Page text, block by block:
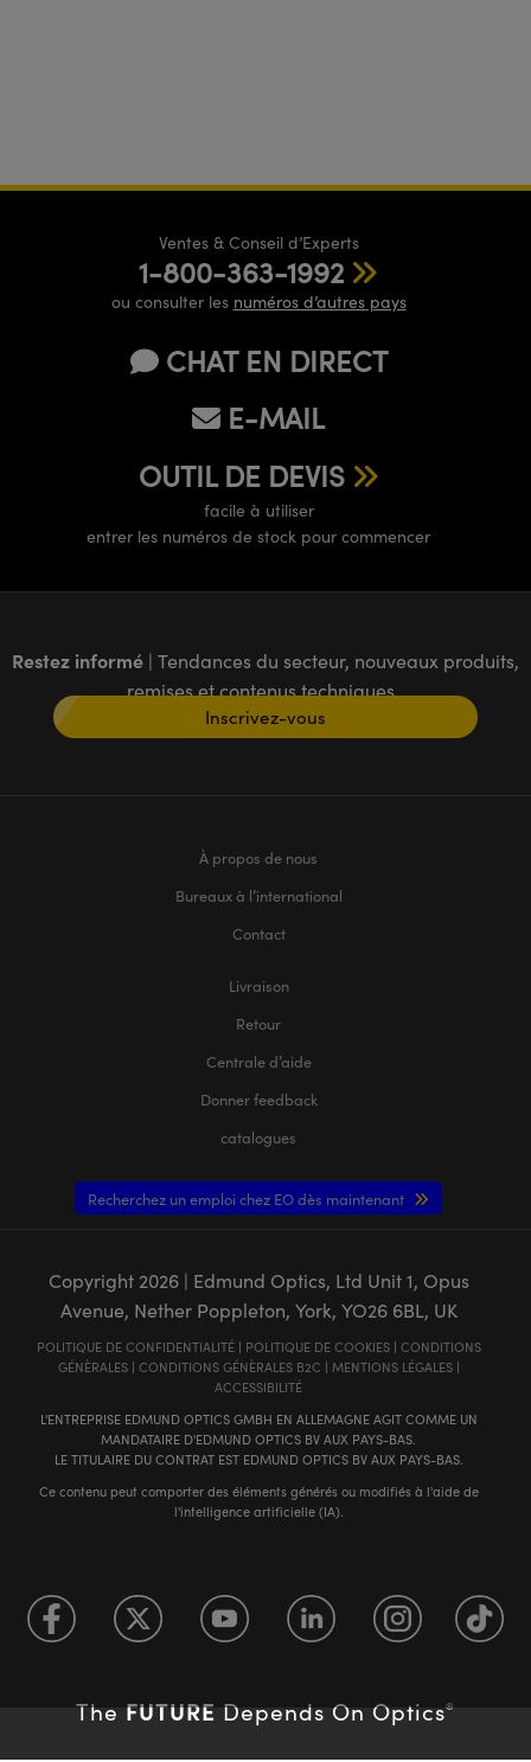
Ventes & Conseil d’Experts
1-800-363-1992
ou consulter les numéros d’autres pays
CHAT EN DIRECT
E-MAIL
OUTIL DE DEVIS
facile à utiliser
entrer les numéros de stock pour commencer
Restez informé | Tendances du secteur, nouveaux produits,
remises et contenus techniques
Inscrivez-vous
À propos de nous
Bureaux à l’international
Contact
Livraison
Retour
Centrale d’aide
Donner feedback
catalogues
Recherchez un emploi chez EO dès maintenant
Copyright 2026| Edmund Optics, Ltd Unit 1, Opus
Avenue, Nether Poppleton, York, YO26 6BL, UK
POLITIQUE DE CONFIDENTIALITÉ| POLITIQUE DE COOKIES| CONDITIONS
GÉNÈRALES| CONDITIONS GÉNÈRALES B2C | MENTIONS LÉGALES|
ACCESSIBILITÉ
L'ENTREPRISE EDMUND OPTICS GMBH EN ALLEMAGNE AGIT COMME UN
MANDATAIRE D'EDMUND OPTICS BV AUX PAYS-BAS.
LE TITULAIRE DU CONTRAT EST EDMUND OPTICS BV AUX PAYS-BAS.
Ce contenu peut comporter des éléments générés ou modifiés à l'aide de
l'intelligence artificielle (IA).
The FUTURE Depends On Optics®